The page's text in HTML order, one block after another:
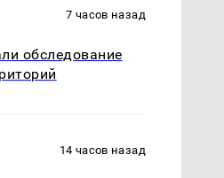
Таких событий не
7 часов назад
обследование
14 часов назад